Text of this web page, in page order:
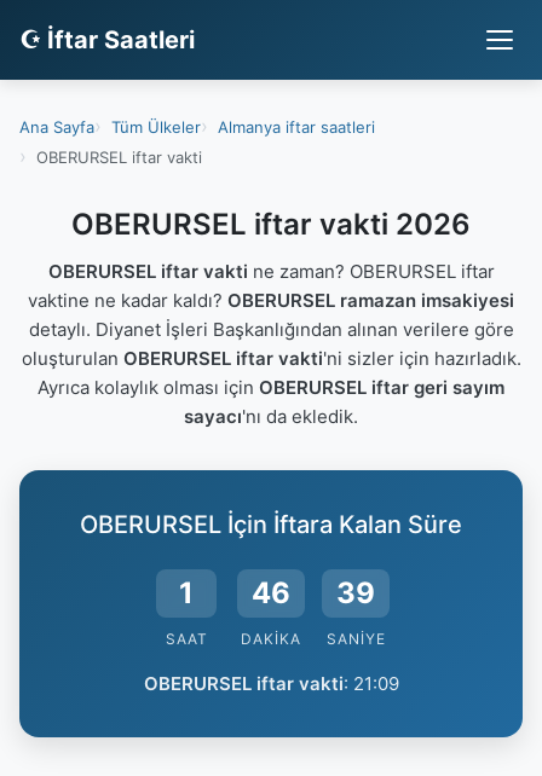
☪ İftar Saatleri
Ana Sayfa Tüm Ülkeler
Almanya iftar saatleri
OBERURSEL iftar vakti
OBERURSEL iftar vakti 2026
OBERURSEL iftar vakti ne zaman? OBERURSEL iftar
vaktine ne kadar kaldı? OBERURSEL ramazan imsakiyesi
detaylı. Diyanet İşleri Başkanlığından alınan verilere göre
oluşturulan OBERURSEL iftar vakti'ni sizler için hazırladık.
Ayrıca kolaylık olması için OBERURSEL iftar geri sayım
sayacı'nı da ekledik.
OBERURSEL İçin İftara Kalan Süre
1
SAAT
46
DAKIKA
38
SANIYE
OBERURSEL iftar vakti: 21:09